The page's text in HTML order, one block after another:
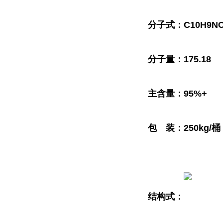
分子式：
分子量：175.18
主含量：95%+
包 装：250kg/桶
结构式：